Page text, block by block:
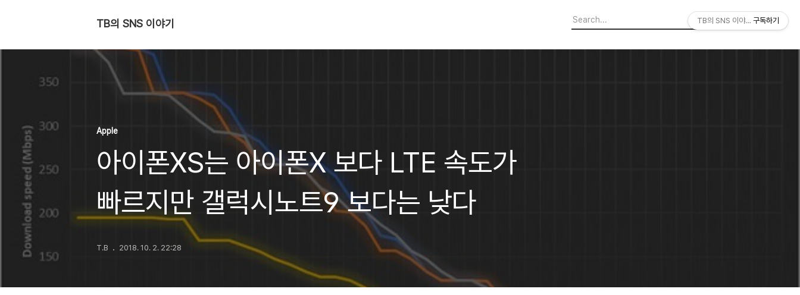
TB의 SNS 이야기
Apple
아이폰XS는 아이폰X 보다 LTE 속도가
빠르지만 갤럭시노트9 보다는 낮다
T.B 2018. 10. 2. 22:28
TB의 SNS 이야기 구독하기